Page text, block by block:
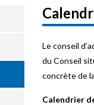
Le conseil
du Conseil
concrète de
Calendrier